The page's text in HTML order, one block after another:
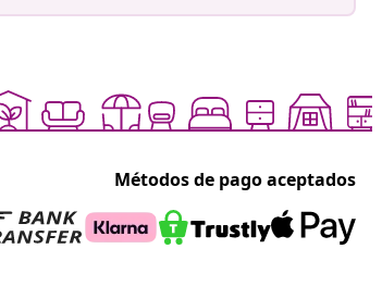
Métodos de pago aceptados